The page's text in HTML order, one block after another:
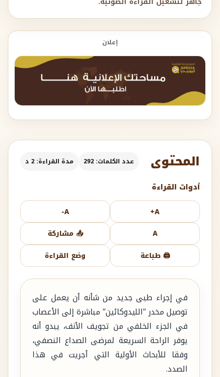
إعلان
المحتوى عدد الكلمات: 292 مدة القراءة: 2 د
أدوات القراءة
A+
A-
A
📤 مشاركة
🖨️ طباعة
وضع القراءة
في إجراء طبى جديد من شأنه أن يعمل على
توصيل مخدر "الليدوكائين" مباشرة إلى الأعصاب
في الجزء الخلفي من تجويف الأنف، يبدو أنه
يوفر الراحة السريعة لمرضى الصداع النصفي،
وفقا للأبحاث الأولية التي أجريت في هذا
الصدد.